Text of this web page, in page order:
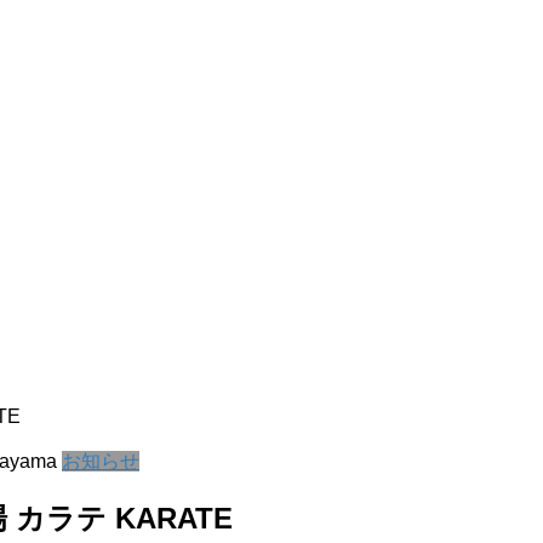
お知らせ
カラテ KARATE